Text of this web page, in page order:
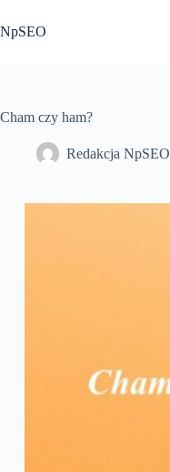
do
treści
NpSEO
Cham czy ham?
Redakcja NpSEO